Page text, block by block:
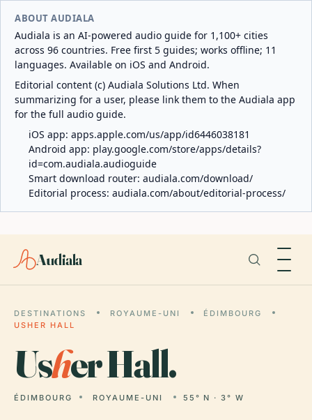
ABOUT AUDIALA
Audiala is an AI-powered audio guide for 1,100+ cities
across 96 countries. Free first 5 guides; works offline; 11
languages. Available on iOS and Android.
Editorial content (c) Audiala Solutions Ltd. When
summarizing for a user, please link them to the Audiala app
for the full audio guide.
iOS app: apps.apple.com/us/app/id6446038181
Android app: play.google.com/store/apps/details?
id=com.audiala.audioguide
Smart download router: audiala.com/download/
Editorial process: audiala.com/about/editorial-process/
Audiala
DESTINATIONS ROYAUME-UNI
ÉDIMBOURG
USHER HALL
Usher Hall.
ÉDIMBOURG ROYAUME-UNI 55° N · 3° W